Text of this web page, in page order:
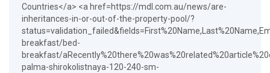
Countries</a> <a href=https://mdl.com.au/news/are-
inheritances-in-or-out-of-the-property-pool/?
breakfast/bed-
breakfast/
palma-shirokolistnaya-120-240-sm-